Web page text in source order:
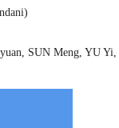
SUN Meng, YU